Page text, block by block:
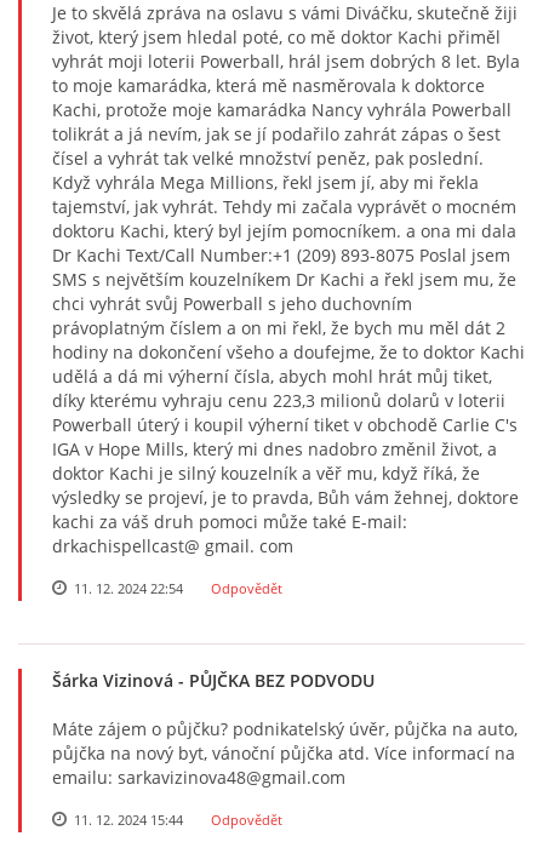
Je to skvělá zpráva na oslavu s vámi Diváčku, skutečně žiji
život, který jsem hledal poté, co mě doktor Kachi přiměl
vyhrát moji loterii Powerball, hrál jsem dobrých 8 let. Byla
to moje kamarádka, která mě nasměrovala k doktorce
Kachi, protože moje kamarádka Nancy vyhrála Powerball
tolikrát a já nevím, jak se jí podařilo zahrát zápas o šest
čísel a vyhrát tak velké množství peněz, pak poslední.
Když vyhrála Mega Millions, řekl jsem jí, aby mi řekla
tajemství, jak vyhrát. Tehdy mi začala vyprávět o mocném
doktoru Kachi, který byl jejím pomocníkem. a ona mi dala
Dr Kachi Text/Call Number:+1 (209) 893-8075 Poslal jsem
SMS s největším kouzelníkem Dr Kachi a řekl jsem mu, že
chci vyhrát svůj Powerball s jeho duchovním
právoplatným číslem a on mi řekl, že bych mu měl dát 2
hodiny na dokončení všeho a doufejme, že to doktor Kachi
udělá a dá mi výherní čísla, abych mohl hrát můj tiket,
díky kterému vyhraju cenu 223,3 milionů dolarů v loterii
Powerball úterý i koupil výherní tiket v obchodě Carlie C's
IGA v Hope Mills, který mi dnes nadobro změnil život, a
doktor Kachi je silný kouzelník a věř mu, když říká, že
výsledky se projeví, je to pravda, Bůh vám žehnej, doktore
kachi za váš druh pomoci může také E-mail:
drkachispellcast@ gmail. com
11. 12. 2024 22:54 Odpovědět
Šárka Vizinová - PŮJČKA BEZ PODVODU
Máte zájem o půjčku? podnikatelský úvěr, půjčka na auto,
půjčka na nový byt, vánoční půjčka atd. Více informací na
emailu: sarkavizinova48@gmail.com
11. 12. 2024 15:44 Odpovědět